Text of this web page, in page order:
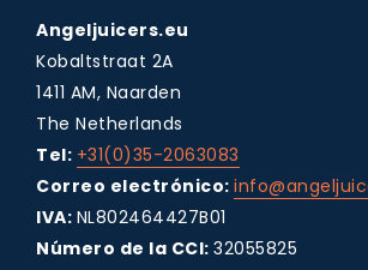
Angeljuicers.eu
Kobaltstraat 2A
1411 AM, Naarden
The Netherlands
Tel: +31(0)35-2063083
Correo electrónico:
IVA: NL802464427B01
Número de la CCI: 32055825